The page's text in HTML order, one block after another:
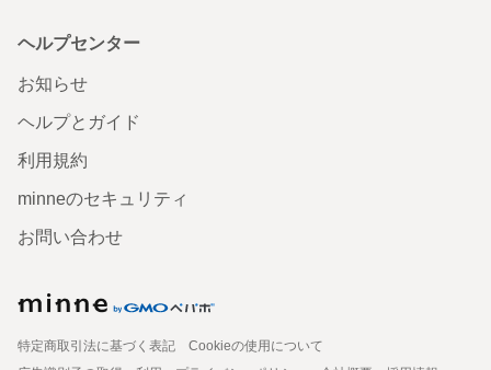
ヘルプセンター
お知らせ
ヘルプとガイド
利用規約
minneのセキュリティ
お問い合わせ
特定商取引法に基づく表記
Cookieの使用について